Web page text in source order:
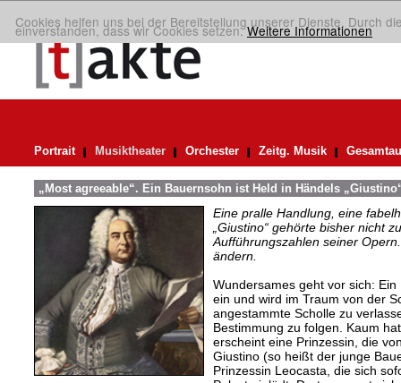
Cookies helfen uns bei der Bereitstellung unserer Dienste. Durch
einverstanden, dass wir Cookies setzen.Weitere Informationen
Portrait Musiktheater Orchester Zeitg. Musik
„Most agreeable“. Ein Bauernsohn ist Held in Händels
Eine pralle Handlung, eine
„Giustino“ gehörte bisher nicht
Aufführungszahlen seiner
ändern.
Wundersames geht vor sich:
ein und wird im Traum von der
angestammte Scholle zu
Bestimmung zu folgen. Kaum
erscheint eine Prinzessin, die
Giustino (so heißt der junge
Prinzessin Leocasta, die sich